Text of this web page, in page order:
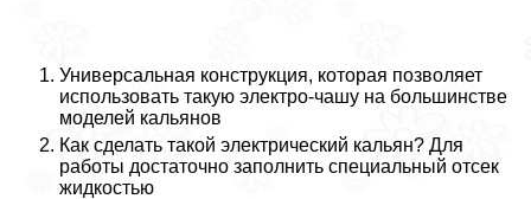
Универсальная конструкция, которая позволяет
использовать такую электро-чашу на большинстве
моделей кальянов
Как сделать такой электрический кальян? Для
работы достаточно заполнить специальный отсек
жидкостью